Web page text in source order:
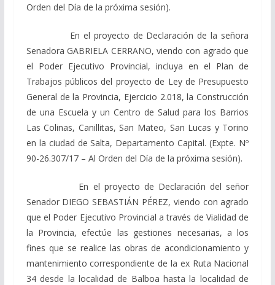
Orden del Día de la próxima sesión).
En el proyecto de Declaración de la señora
Senadora GABRIELA CERRANO, viendo con agrado que
el Poder Ejecutivo Provincial, incluya en el Plan de
Trabajos públicos del proyecto de Ley de Presupuesto
General de la Provincia, Ejercicio 2.018, la Construcción
de una Escuela y un Centro de Salud para los Barrios
Las Colinas, Canillitas, San Mateo, San Lucas y Torino
en la ciudad de Salta, Departamento Capital. (Expte. Nº
90-26.307/17 – Al Orden del Día de la próxima sesión).
En el proyecto de Declaración del señor
Senador DIEGO SEBASTIÁN PÉREZ, viendo con agrado
que el Poder Ejecutivo Provincial a través de Vialidad de
la Provincia, efectúe las gestiones necesarias, a los
fines que se realice las obras de acondicionamiento y
mantenimiento correspondiente de la ex Ruta Nacional
34 desde la localidad de Balboa hasta la localidad de